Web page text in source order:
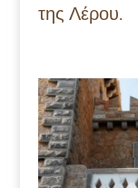
της Λέρου.